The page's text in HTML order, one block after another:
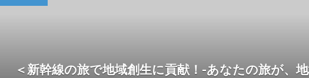
＜新幹線の旅で地域創生に貢献！-あなたの旅が、